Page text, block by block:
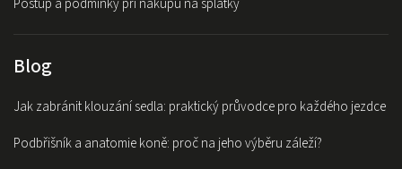
Postup a podmínky při nákupu na splátky
Blog
Jak zabránit klouzání sedla: praktický průvodce pro každého jezdce
Podbřišník a anatomie koně: proč na jeho výběru záleží?